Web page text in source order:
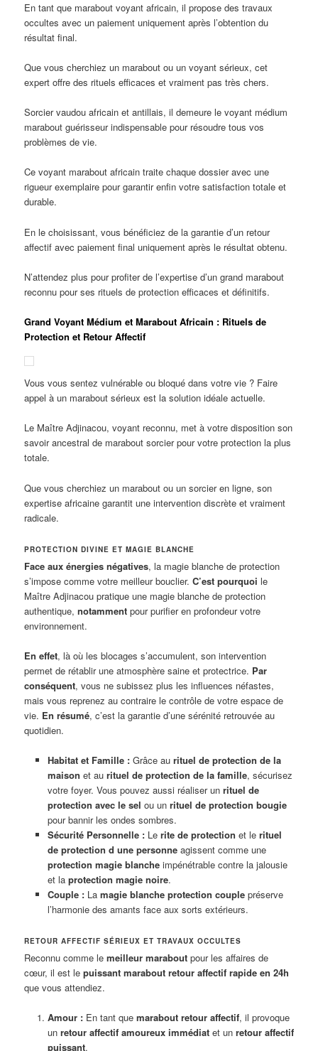
En tant que marabout voyant africain, il propose des travaux
occultes avec un paiement uniquement après l’obtention du
résultat final.
Que vous cherchiez un marabout ou un voyant sérieux, cet
expert offre des rituels efficaces et vraiment pas très chers.
Sorcier vaudou africain et antillais, il demeure le voyant médium
marabout guérisseur indispensable pour résoudre tous vos
problèmes de vie.
Ce voyant marabout africain traite chaque dossier avec une
rigueur exemplaire pour garantir enfin votre satisfaction totale et
durable.
En le choisissant, vous bénéficiez de la garantie d’un retour
affectif avec paiement final uniquement après le résultat obtenu.
N’attendez plus pour profiter de l’expertise d’un grand marabout
reconnu pour ses rituels de protection efficaces et définitifs.
Grand Voyant Médium et Marabout Africain : Rituels de
Protection et Retour Affectif
Vous vous sentez vulnérable ou bloqué dans votre vie ? Faire
appel à un marabout sérieux est la solution idéale actuelle.
Le Maître Adjinacou, voyant reconnu, met à votre disposition son
savoir ancestral de marabout sorcier pour votre protection la plus
totale.
Que vous cherchiez un marabout ou un sorcier en ligne, son
expertise africaine garantit une intervention discrète et vraiment
radicale.
PROTECTION DIVINE ET MAGIE BLANCHE
Face aux énergies négatives, la magie blanche de protection
s’impose comme votre meilleur bouclier.C’est pourquoi le
Maître Adjinacou pratique une magie blanche de protection
authentique,notamment pour purifier en profondeur votre
environnement.
En effet, là où les blocages s’accumulent, son intervention
permet de rétablir une atmosphère saine et protectrice. Par
conséquent, vous ne subissez plus les influences néfastes,
mais vous reprenez au contraire le contrôle de votre espace de
vie. En résumé, c’est la garantie d’une sérénité retrouvée au
quotidien.
Habitat et Famille :Grâce au rituel de protection de la
maison et au rituel de protection de la famille, sécurisez
votre foyer. Vous pouvez aussi réaliser un rituel de
protection avec le sel ou un rituel de protection bougie
pour bannir les ondes sombres.
Sécurité Personnelle :Le rite de protection et le rituel
de protection d une personneagissent comme une
protection magie blancheimpénétrable contre la jalousie
et la protection magie noire.
Couple :La magie blanche protection couplepréserve
l’harmonie des amants face aux sorts extérieurs.
RETOUR AFFECTIF SÉRIEUX ET TRAVAUX OCCULTES
Reconnu comme lemeilleur marabout pour les affaires de
cœur, il est lepuissant marabout retour affectif rapide en 24h
que vous attendiez.
Amour :En tant que marabout retour affectif, il provoque
un retour affectif amoureux immédiatet un retour affectif
puissant.